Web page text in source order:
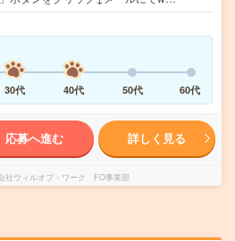
30代 40代 50代 60代
応募へ進む 詳しく見る
社ウィルオブ・ワーク FO事業部